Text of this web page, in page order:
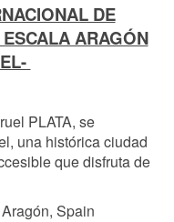
DE
ARAGÓN
PLATA, se
una histórica ciudad
que disfruta de
Spain